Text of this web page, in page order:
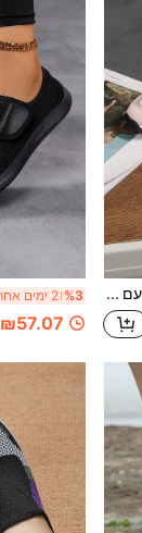
נעלי הליכה לנשים עם תחרה, נשימה, ללא שרוכים, עם עקב וודג' עם כרית אוויר, סוליה עבה, נוחות, נעלי ספורט לאחיות %3
₪57.07